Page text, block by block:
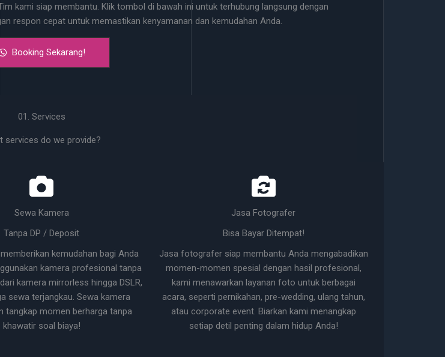
kami siap membantu. Klik tombol di bawah ini untuk terhubung langsung dengan
respon cepat untuk memastikan kenyamanan dan kemudahan Anda.
Booking Sekarang!
01. Services
services do we provide?
Sewa Kamera
Tanpa DP / Deposit
kemudahan bagi Anda
kamera profesional tanpa
kamera mirrorless hingga DSLR,
sewa terjangkau. Sewa kamera
tangkap momen berharga tanpa
khawatir soal biaya!
Jasa Fotografer
Bisa Bayar Ditempat!
Jasa fotografer siap membantu Anda mengabadikan
momen-momen spesial dengan hasil profesional,
kami menawarkan layanan foto untuk berbagai
acara, seperti pernikahan, pre-wedding, ulang tahun,
atau corporate event. Biarkan kami menangkap
setiap detil penting dalam hidup Anda!